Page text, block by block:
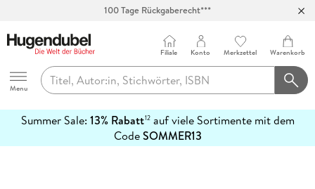
100 Tage Rückgaberecht***
Hugendubel
Menu
Filiale Konto Merkzettel Warenkorb
Summer Sale: 13% Rabatt12auf viele Sortimente mit dem
CodeSOMMER13
erfahren